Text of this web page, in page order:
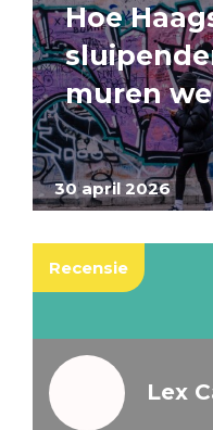
30 april 2026
Hoe
muren
Recensie
Lex